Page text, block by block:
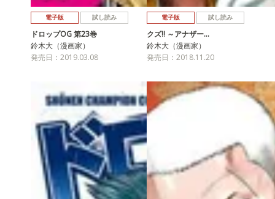
電子版 試し読み
ドロップOG 第23巻
鈴木大（漫画家）
発売日：2019.03.08
電子版 試し読み
クズ!! ～アナザー…
鈴木大（漫画家）
発売日：2018.11.20